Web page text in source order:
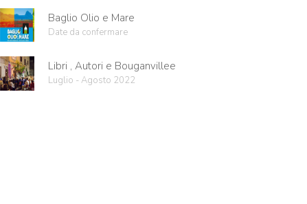
Baglio Olio e Mare
Date da confermare
Libri , Autori e Bouganvillee
Luglio - Agosto 2022